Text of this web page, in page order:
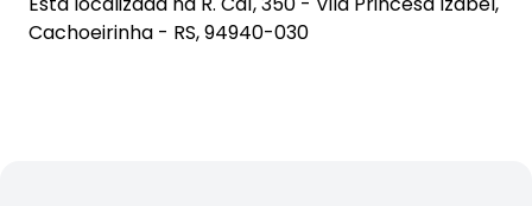
Cachoeirinha - RS, 94940-030